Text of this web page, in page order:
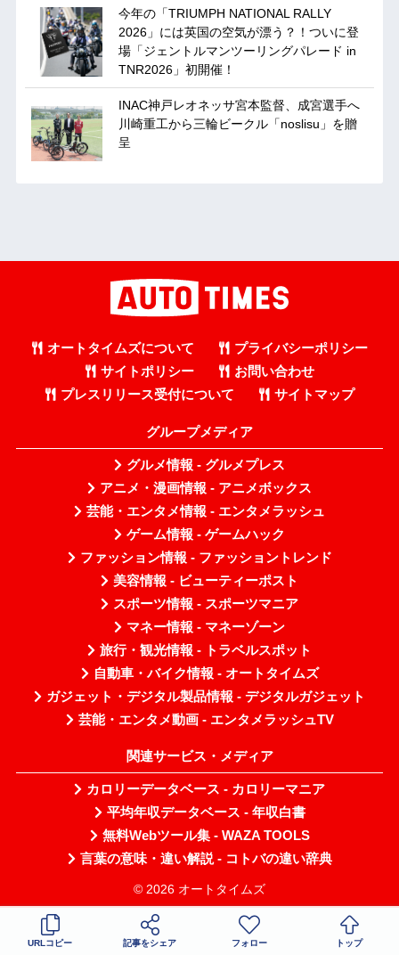
今年の「TRIUMPH NATIONAL RALLY
2026」には英国の空気が漂う？！ついに登
場「ジェントルマンツーリングパレード in
TNR2026」初開催！
INAC神戸レオネッサ宮本監督、成宮選手へ
川崎重工から三輪ビークル「noslisu」を贈
呈
オートタイムズについて
プライバシーポリシー
サイトポリシー
お問い合わせ
プレスリリース受付について
サイトマップ
グループメディア
グルメ情報 - グルメプレス
アニメ・漫画情報 - アニメボックス
芸能・エンタメ情報 - エンタメラッシュ
ゲーム情報 - ゲームハック
ファッション情報 - ファッショントレンド
美容情報 - ビューティーポスト
スポーツ情報 - スポーツマニア
マネー情報 - マネーゾーン
旅行・観光情報 - トラベルスポット
自動車・バイク情報 - オートタイムズ
ガジェット・デジタル製品情報 - デジタルガジェット
芸能・エンタメ動画 - エンタメラッシュTV
関連サービス・メディア
カロリーデータベース - カロリーマニア
平均年収データベース - 年収白書
無料Webツール集 - WAZA TOOLS
言葉の意味・違い解説 - コトバの違い辞典
© 2026 オートタイムズ
URLコピー 記事をシェア フォロー トップ